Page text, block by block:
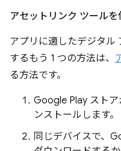
アセットリンク ツールを
アプリに適したデジタル
するもう 1 つの方法は、
る方法です。
Google Play ストア
ンストールします。
同じデバイスで、